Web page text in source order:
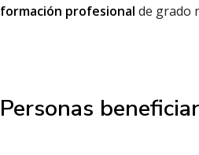
formación profesional de grado
Personas